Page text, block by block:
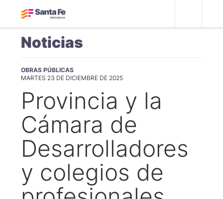
Noticias
OBRAS PÚBLICAS
MARTES 23 DE DICIEMBRE DE 2025
Provincia y la
Cámara de
Desarrolladores
y colegios de